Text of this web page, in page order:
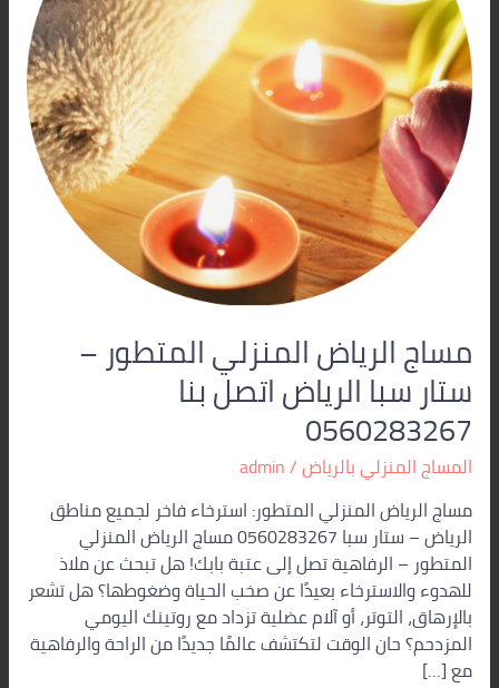
مساج الرياض المنزلي المتطور –
ستار سبا الرياض اتصل بنا
0560283267
المساج المنزلي بالرياض/
admin
مساج الرياض المنزلي المتطور: استرخاء فاخر لجميع مناطق
الرياض – ستار سبا 0560283267 مساج الرياض المنزلي
المتطور – الرفاهية تصل إلى عتبة بابك! هل تبحث عن ملاذ
للهدوء والاسترخاء بعيدًا عن صخب الحياة وضغوطها؟ هل تشعر
بالإرهاق، التوتر، أو آلام عضلية تزداد مع روتينك اليومي
المزدحم؟ حان الوقت لتكتشف عالمًا جديدًا من الراحة والرفاهية
مع […]
سبا
الرياض
اتصل
بنا
0560283267